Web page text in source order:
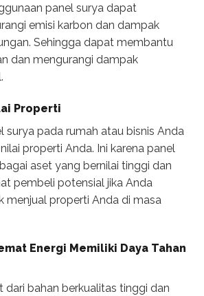
panel surya dapat
emisi karbon dan dampak
Sehingga dapat membantu
dan mengurangi dampak
Properti
surya pada rumah atau bisnis Anda
properti Anda. Ini karena panel
aset yang bernilai tinggi dan
pembeli potensial jika Anda
menjual properti Anda di masa
Energi Memiliki Daya Tahan
dari bahan berkualitas tinggi dan